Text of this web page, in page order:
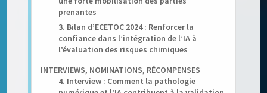
prenantes
3. Bilan d’ECETOC 2024 : Renforcer la
confiance dans l’intégration de l’IA à
l’évaluation des risques chimiques
INTERVIEWS, NOMINATIONS, RÉCOMPENSES
4. Interview : Comment la pathologie